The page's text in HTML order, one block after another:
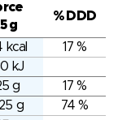
g
% DDD
kcal
17 %
kJ
g
17 %
g
74 %